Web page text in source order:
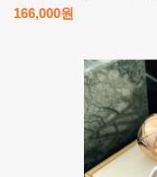
166,000원